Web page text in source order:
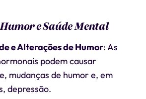
e Saúde Mental
e Alterações de Humor: As
podem causar
mudanças de humor e, em
depressão.